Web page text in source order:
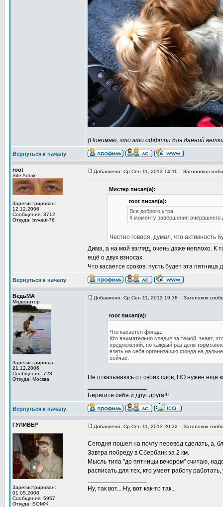
(Понимаю, что это оффтоп для данной
Вернуться к началу
root
Site Admin
Зарегистрирован:
12.12.2006
Сообщения: 3712
Откуда: bvvaul-76
Добавлено: Ср Сен 11, 2013 14:11 Заголовок
Мистер писал(а):
root писал(а):
Все доброго утра!
К моменту завершения вчерашнего
Честно говоря, думал, что
Дима, а на мой взгляд, очень даже неплохо. К
ещё о двух взносах.
Что касается сроков: пусть будет эта пятница
Вернуться к началу
ВедьМА
Модератор
Зарегистрирован:
21.12.2006
Сообщения: 728
Откуда: Москва
Добавлено: Ср Сен 11, 2013 19:38 Заголовок
root писал(а):
Что касается фонда.
Кто внимательно следил за темой, знает,
предложений, но каждый раз дело
взять на себя организацию фонда на
сейчас.
Не отказываюсь от своих слов, НО нужен еще
Берегите себя и друг друга!!!
Вернуться к началу
ГУЛИВЕР
Зарегистрирован:
01.05.2008
Сообщения: 5957
Откуда: БОМЖ
Добавлено: Ср Сен 11, 2013 20:32 Заголовок
Сегодня пошел на почту перевод сделать, а,
Завтра побреду в Сбербанк за 2 км.
Мысль типа "до пятницы вечером" считаю,
расписать для тех, кто умеет работу
Ну, так вот... Ну, вот как-то так...